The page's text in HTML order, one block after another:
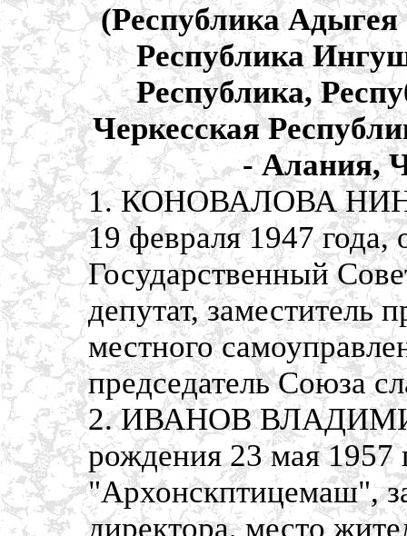
(Республика
Республика
Республика,
Черкесская
- Алания,
1. КОНОВАЛОВА
19 февраля 1947 года,
Государственный
депутат, заместитель
местного
председатель Союза
2. ИВАНОВ
рождения 23 мая
"Архонскптицемаш",
директора, место